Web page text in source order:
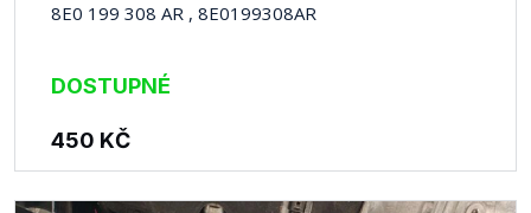
8E0 199 308 AR , 8E0199308AR
DOSTUPNÉ
450 KČ